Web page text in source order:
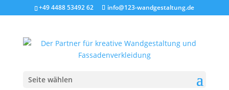
+49 4488 53492 62 info@123-wandgestaltung.de
Seite wählen